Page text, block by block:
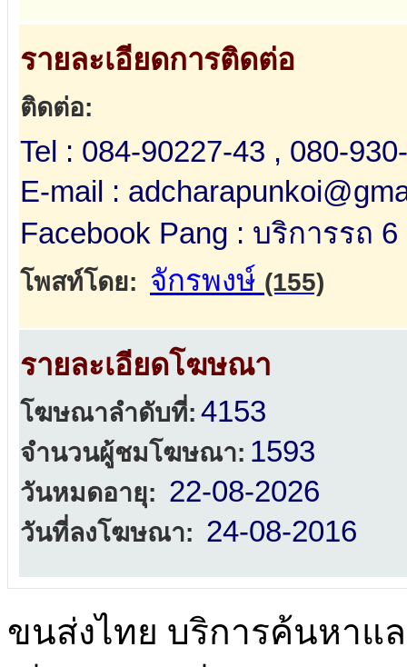
รายละเอียดการติดต่อ
ติดต่อ:
Tel : 084-90227-43 , 080-
E-mail :
Facebook Pang : บริการรถ
โพสท์โดย: จักรพงษ์ (155)
รายละเอียดโฆษณา
โฆษณาลำดับที่: 4153
จำนวนผู้ชมโฆษณา: 1593
วันหมดอายุ: 22-08-2026
วันที่ลงโฆษณา: 24-08-2016
ขนส่งไทย บริการค้นหาแ